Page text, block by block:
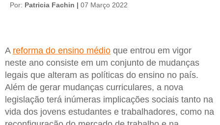
Por: Patricia Fachin | 07 Março 2022
A reforma do ensino médio que entrou em vigor
neste ano consiste em um conjunto de mudanças
legais que alteram as políticas do ensino no país.
Além de gerar mudanças curriculares, a nova
legislação terá inúmeras implicações sociais tanto na
vida dos jovens estudantes e trabalhadores, como na